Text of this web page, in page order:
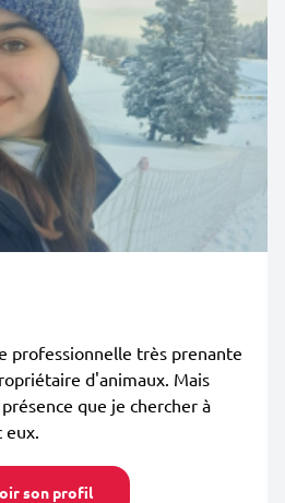
professionnelle très prenante
d'animaux. Mais
que je chercher à
eux.
son profil